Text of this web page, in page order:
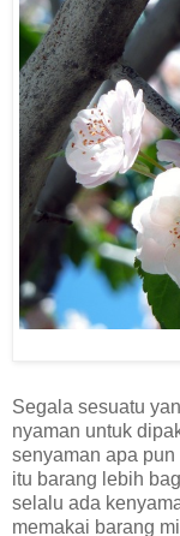
Segala sesuatu
nyaman untuk
senyaman apa
itu barang lebih
selalu ada
memakai barang